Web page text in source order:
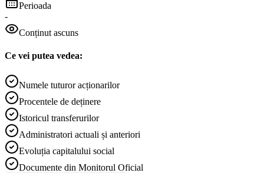
Perioada
-
Conținut ascuns
Ce vei putea vedea:
Numele tuturor acționarilor
Procentele de deținere
Istoricul transferurilor
Administratori actuali și anteriori
Evoluția capitalului social
Documente din Monitorul Oficial